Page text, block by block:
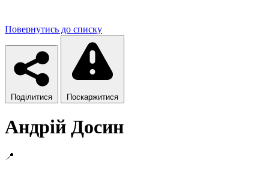
Повернутись до списку
Поділитися Поскаржитися
Андрій Досин
📍